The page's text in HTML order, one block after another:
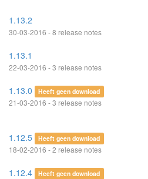
1.13.2
30-03-2016 - 8 release notes
1.13.1
22-03-2016 - 3 release notes
1.13.0 Heeft geen download
21-03-2016 - 3 release notes
1.12.5 Heeft geen download
18-02-2016 - 2 release notes
1.12.4 Heeft geen download